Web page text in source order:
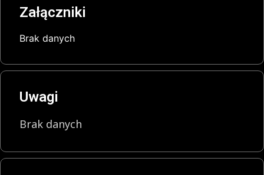
Załączniki
Brak danych
Uwagi
Brak danych